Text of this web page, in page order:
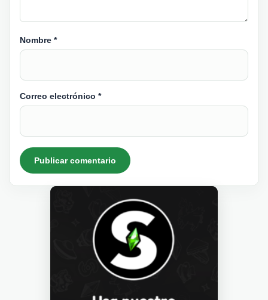
Nombre *
Correo electrónico *